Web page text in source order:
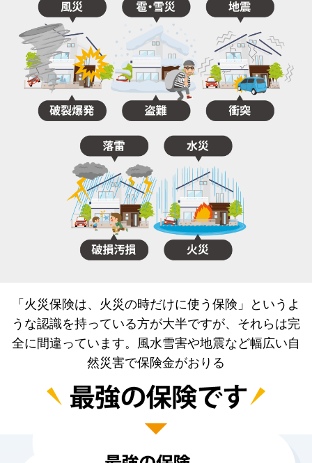
「火災保険は、火災の時だけに使う保険」というよ
うな認識を持っている方が大半ですが、それらは完
全に間違っています。風水雪害や地震など幅広い自
然災害で保険金がおりる